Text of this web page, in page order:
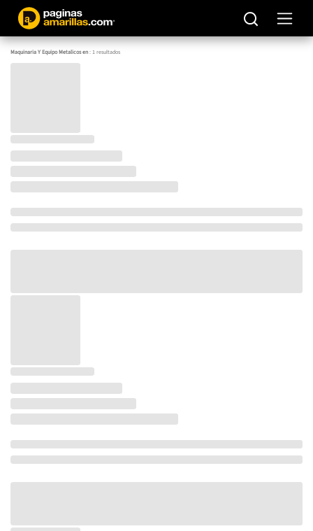
Maquinaria Y Equipo Metalicos en:1resultados